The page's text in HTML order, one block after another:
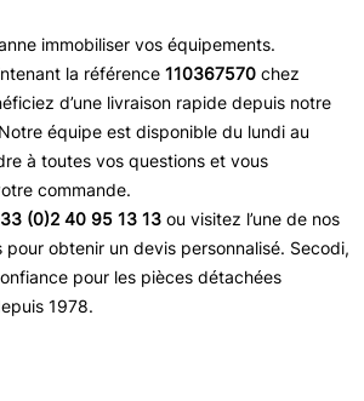
immobiliser vos équipements.
la référence 110367570 chez
d’une livraison rapide depuis notre
équipe est disponible du lundi au
à toutes vos questions et vous
commande.
(0)2 40 95 13 13 ou visitez l’une de nos
obtenir un devis personnalisé. Secodi,
pour les pièces détachées
1978.